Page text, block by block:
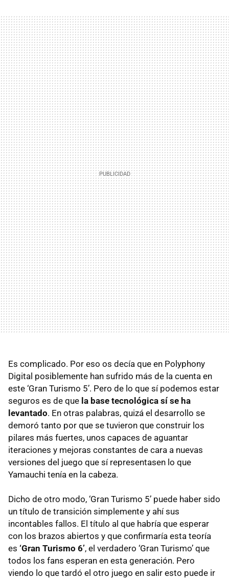
Es complicado. Por eso os decía que en Polyphony
Digital posiblemente han sufrido más de la cuenta en
este ‘Gran Turismo 5’. Pero de lo que sí podemos estar
seguros es de que la base tecnológica sí se ha
levantado. En otras palabras, quizá el desarrollo se
demoró tanto por que se tuvieron que construir los
pilares más fuertes, unos capaces de aguantar
iteraciones y mejoras constantes de cara a nuevas
versiones del juego que sí representasen lo que
Yamauchi tenía en la cabeza.
Dicho de otro modo, ‘Gran Turismo 5’ puede haber sido
un título de transición simplemente y ahí sus
incontables fallos. El título al que habría que esperar
con los brazos abiertos y que confirmaría esta teoría
es ‘Gran Turismo 6’, el verdadero ‘Gran Turismo’ que
todos los fans esperan en esta generación. Pero
viendo lo que tardó el otro juego en salir esto puede ir